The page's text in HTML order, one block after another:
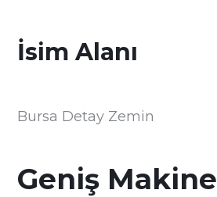
İsim Alanı
Bursa Detay Zemin
Geniş Makine